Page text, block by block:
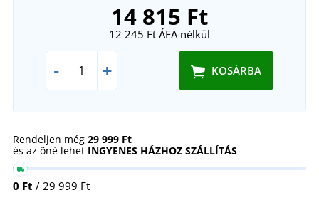
14 815 Ft
12 245 Ft ÁFA nélkül
- + KOSÁRBA
Rendeljen még 29 999 Ft
és az öné lehet INGYENES HÁZHOZ SZÁLLÍTÁS
0 Ft / 29 999 Ft